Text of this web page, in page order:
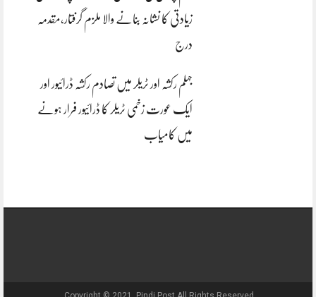
زیادتی کا نشانہ بنانے والا ملزم گرفتار،مقدمہ
درج
جہلم رکشہ اور ٹریلر میں تصادم رکشہ ڈرائیور اور
ایک عورت زخمی ٹریلر کا ڈرائیور فرار ہونے
میں کامیاب